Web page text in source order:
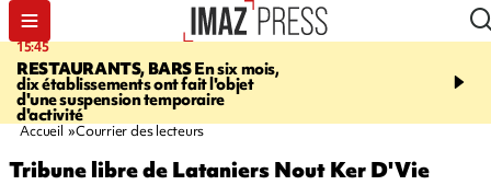
15:45
RESTAURANTS, BARSEn six mois,
dix établissements ont fait l'objet
d'une suspension temporaire
d'activité
17:17
Angeles, un homme vit
Accueil Courrier des lecteurs
Tribune libre de Lataniers Nout Ker D'Vie